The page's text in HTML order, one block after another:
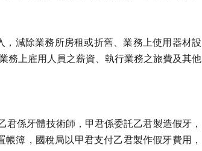
減除業務所房租或折舊、業務上使用器材設
務上雇用人員之薪資、執行業務之旅費及其他
係牙體技術師，甲君係委託乙君製造假牙，
簿，國稅局以甲君支付乙君製作假牙費用，